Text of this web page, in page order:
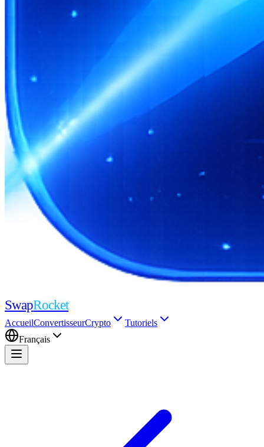
SwapRocket
AccueilConvertisseurCrypto
Tutoriels
Français